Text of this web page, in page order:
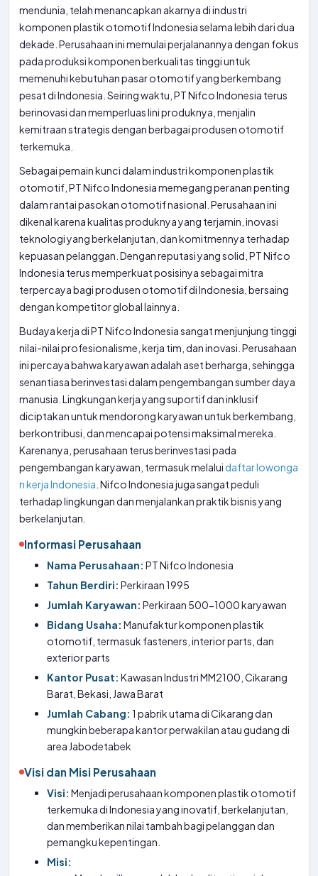
mendunia, telah menancapkan akarnya di industri
komponen plastik otomotif Indonesia selama lebih dari dua
dekade. Perusahaan ini memulai perjalanannya dengan fokus
pada produksi komponen berkualitas tinggi untuk
memenuhi kebutuhan pasar otomotif yang berkembang
pesat di Indonesia. Seiring waktu, PT Nifco Indonesia terus
berinovasi dan memperluas lini produknya, menjalin
kemitraan strategis dengan berbagai produsen otomotif
terkemuka.
Sebagai pemain kunci dalam industri komponen plastik
otomotif, PT Nifco Indonesia memegang peranan penting
dalam rantai pasokan otomotif nasional. Perusahaan ini
dikenal karena kualitas produknya yang terjamin, inovasi
teknologi yang berkelanjutan, dan komitmennya terhadap
kepuasan pelanggan. Dengan reputasi yang solid, PT Nifco
Indonesia terus memperkuat posisinya sebagai mitra
terpercaya bagi produsen otomotif di Indonesia, bersaing
dengan kompetitor global lainnya.
Budaya kerja di PT Nifco Indonesia sangat menjunjung tinggi
nilai-nilai profesionalisme, kerja tim, dan inovasi. Perusahaan
ini percaya bahwa karyawan adalah aset berharga, sehingga
senantiasa berinvestasi dalam pengembangan sumber daya
manusia. Lingkungan kerja yang suportif dan inklusif
diciptakan untuk mendorong karyawan untuk berkembang,
berkontribusi, dan mencapai potensi maksimal mereka.
Karenanya, perusahaan terus berinvestasi pada
pengembangan karyawan, termasuk melalui daftar lowonga
n kerja Indonesia . Nifco Indonesia juga sangat peduli
terhadap lingkungan dan menjalankan praktik bisnis yang
berkelanjutan.
Informasi Perusahaan
Nama Perusahaan: PT Nifco Indonesia
Tahun Berdiri: Perkiraan 1995
Jumlah Karyawan: Perkiraan 500-1000 karyawan
Bidang Usaha: Manufaktur komponen plastik
otomotif, termasuk fasteners, interior parts, dan
exterior parts
Kantor Pusat: Kawasan Industri MM2100, Cikarang
Barat, Bekasi, Jawa Barat
Jumlah Cabang: 1 pabrik utama di Cikarang dan
mungkin beberapa kantor perwakilan atau gudang di
area Jabodetabek
Visi dan Misi Perusahaan
Visi: Menjadi perusahaan komponen plastik otomotif
terkemuka di Indonesia yang inovatif, berkelanjutan,
dan memberikan nilai tambah bagi pelanggan dan
pemangku kepentingan.
Misi: